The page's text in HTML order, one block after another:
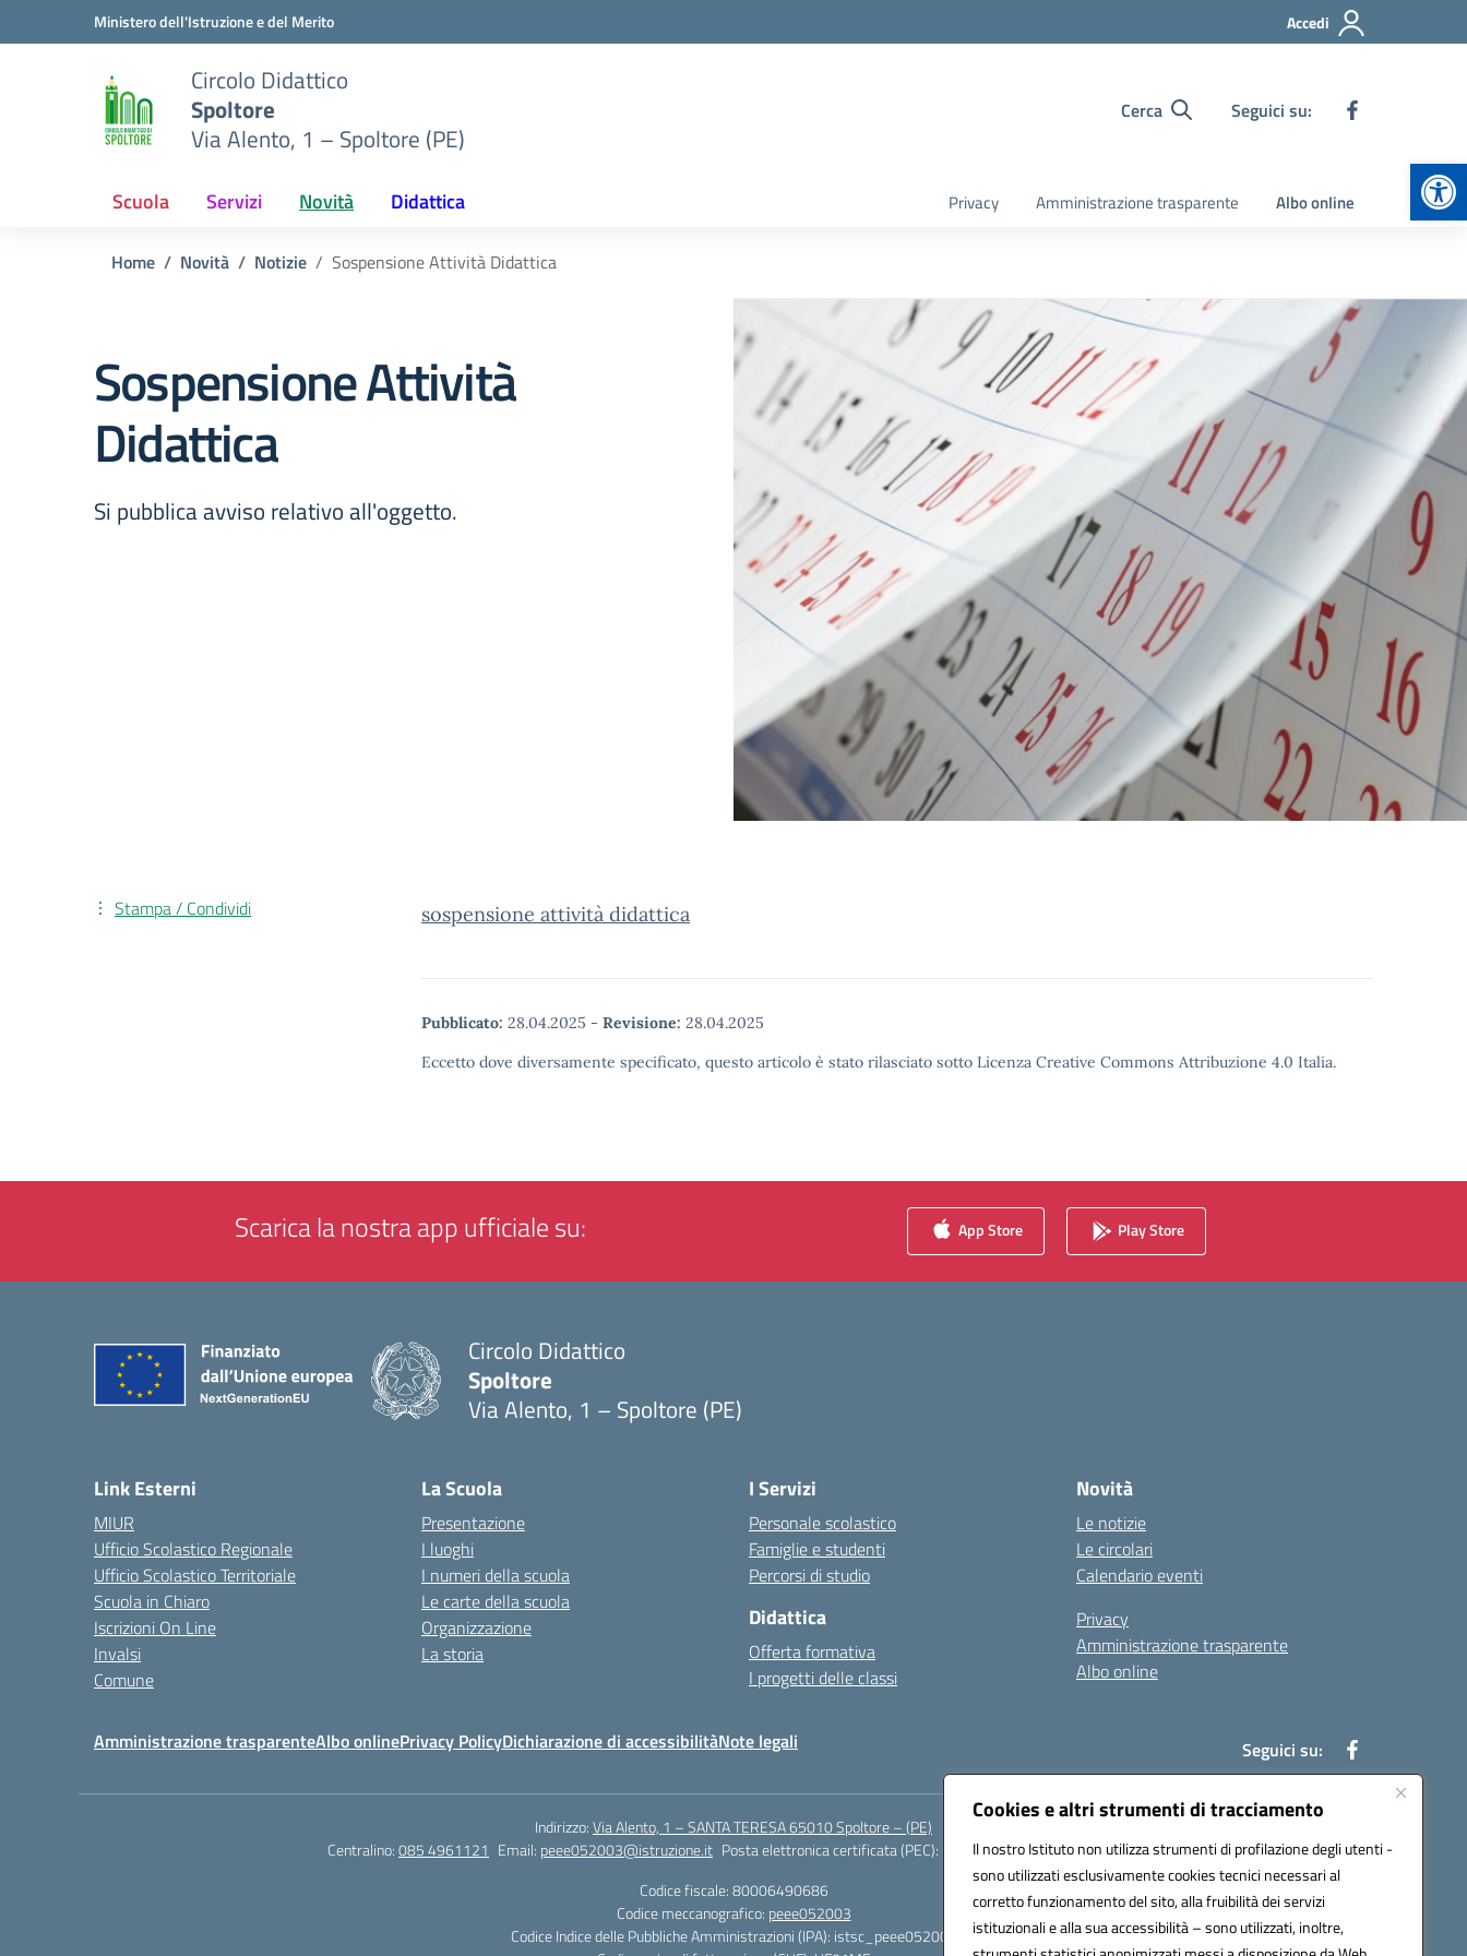
Cookies e altri strumenti di tracciamento
Il nostro Istituto non utilizza strumenti di profilazione degli utenti -
sono utilizzati esclusivamente cookies tecnici necessari al
corretto funzionamento del sito, alla fruibilità dei servizi
istituzionali e alla sua accessibilità – sono utilizzati, inoltre,
Vai ai contenuti
Vai al menu di navigazioneMinistero dell'Istruzione e del Merito Accedi
Circolo Didattico
Spoltore
Via Alento, 1 – Spoltore (PE)
Cerca Seguici su:
Scuola Servizi Novità Didattica Privacy Amministrazione trasparente Albo online
Home Novità Notizie Sospensione Attività Didattica
Sospensione Attività
Didattica
Si pubblica avviso relativo all'oggetto.
sospensione attività didattica
Pubblicato: 28.04.2025 - Revisione: 28.04.2025
Eccetto dove diversamente specificato, questo articolo è stato rilasciato sotto Licenza Creative Commons Attribuzione 4.0 Italia.
Stampa / Condividi
Scarica la nostra app ufficiale su: App Store Play Store
Circolo Didattico
Spoltore
Via Alento, 1 – Spoltore (PE)
Link Esterni
MIUR
Ufficio Scolastico Regionale
Ufficio Scolastico Territoriale
Scuola in Chiaro
Iscrizioni On Line
Invalsi
Comune
La Scuola
Presentazione
I luoghi
I numeri della scuola
Le carte della scuola
Organizzazione
La storia
I Servizi
Personale scolastico
Famiglie e studenti
Percorsi di studio
Didattica
Offerta formativa
I progetti delle classi
Novità
Le notizie
Le circolari
Calendario eventi
Privacy
Amministrazione trasparente
Albo online
Amministrazione trasparenteAlbo onlinePrivacy PolicyDichiarazione di accessibilitàNote legali Seguici su:
Indirizzo:Via Alento, 1 – SANTA TERESA 65010 Spoltore – (PE)
Centralino:085 4961121 Email: peee052003@istruzione.it Posta elettronica certificata (PEC):
peee052003@pec.istruzione.it
Codice fiscale: 80006490686
Codice meccanografico: peee052003
Codice Indice delle Pubbliche Amministrazioni (IPA): istsc_peee052003